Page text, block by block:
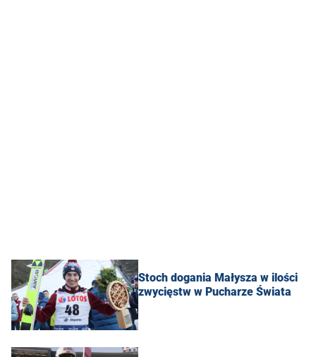
Stoch dogania Małysza w ilości
zwycięstw w Pucharze Świata